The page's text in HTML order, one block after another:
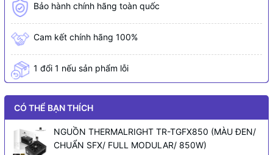
Bảo hành chính hãng toàn quốc
Cam kết chính hãng 100%
1 đổi 1 nếu sản phẩm lỗi
CÓ THỂ BẠN THÍCH
NGUỒN THERMALRIGHT TR-TGFX850 (MÀU ĐEN/
CHUẨN SFX/ FULL MODULAR/ 850W)